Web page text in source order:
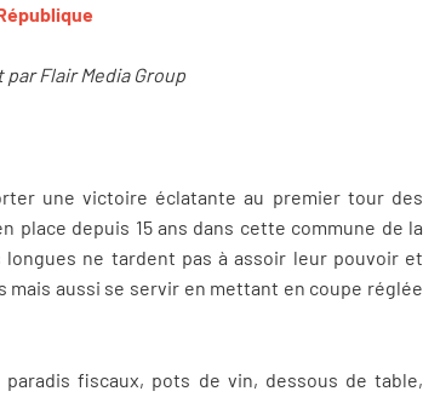
Flair Media Group
une victoire éclatante au premier tour des
place depuis 15 ans dans cette commune de la
ne tardent pas à assoir leur pouvoir et
aussi se servir en mettant en coupe réglée
fiscaux, pots de vin, dessous de table,